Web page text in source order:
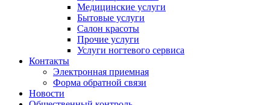
Медицинские услуги
Бытовые услуги
Салон красоты
Прочие услуги
Услуги ногтевого сервиса
Контакты
Электронная приемная
Форма обратной связи
Новости